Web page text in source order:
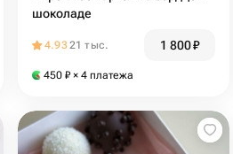
шоколаде
4.9321 тыс. 1 800₽
450 ₽ × 4 платежа